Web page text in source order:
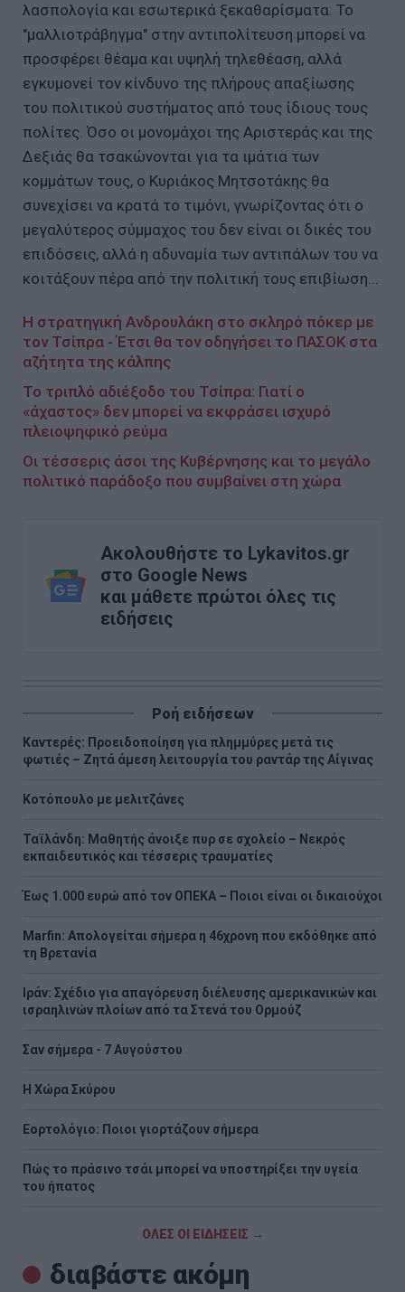
λασπολογία και εσωτερικά ξεκαθαρίσματα. Το
"μαλλιοτράβηγμα" στην αντιπολίτευση μπορεί να
προσφέρει θέαμα και υψηλή τηλεθέαση, αλλά
εγκυμονεί τον κίνδυνο της πλήρους απαξίωσης
του πολιτικού συστήματος από τους ίδιους τους
πολίτες. Όσο οι μονομάχοι της Αριστεράς και της
Δεξιάς θα τσακώνονται για τα ιμάτια των
κομμάτων τους, ο Κυριάκος Μητσοτάκης θα
συνεχίσει να κρατά το τιμόνι, γνωρίζοντας ότι ο
μεγαλύτερος σύμμαχος του δεν είναι οι δικές του
επιδόσεις, αλλά η αδυναμία των αντιπάλων του να
κοιτάξουν πέρα από την πολιτική τους επιβίωση...
Η στρατηγική Ανδρουλάκη στο σκληρό πόκερ με
τον Τσίπρα - Έτσι θα τον οδηγήσει το ΠΑΣΟΚ στα
αζήτητα της κάλπης
Το τριπλό αδιέξοδο του Τσίπρα: Γιατί ο
«άχαστος» δεν μπορεί να εκφράσει ισχυρό
πλειοψηφικό ρεύμα
Οι τέσσερις άσοι της Κυβέρνησης και το μεγάλο
πολιτικό παράδοξο που συμβαίνει στη χώρα
Ακολουθήστε το Lykavitos.gr
στο Google News
και μάθετε πρώτοι όλες τις
ειδήσεις
Ροή ειδήσεων
Καντερές: Προειδοποίηση για πλημμύρες μετά τις
φωτιές – Ζητά άμεση λειτουργία του ραντάρ της Αίγινας
Κοτόπουλο με μελιτζάνες
Ταϊλάνδη: Μαθητής άνοιξε πυρ σε σχολείο – Νεκρός
εκπαιδευτικός και τέσσερις τραυματίες
Έως 1.000 ευρώ από τον ΟΠΕΚΑ – Ποιοι είναι οι δικαιούχοι
Marfin: Απολογείται σήμερα η 46χρονη που εκδόθηκε από
τη Βρετανία
Ιράν: Σχέδιο για απαγόρευση διέλευσης αμερικανικών και
ισραηλινών πλοίων από τα Στενά του Ορμούζ
Σαν σήμερα - 7 Αυγούστου
Η Χώρα Σκύρου
Εορτολόγιο: Ποιοι γιορτάζουν σήμερα
Πώς το πράσινο τσάι μπορεί να υποστηρίξει την υγεία
του ήπατος
ΟΛΕΣ ΟΙ ΕΙΔΗΣΕΙΣ →
διαβάστε ακόμη